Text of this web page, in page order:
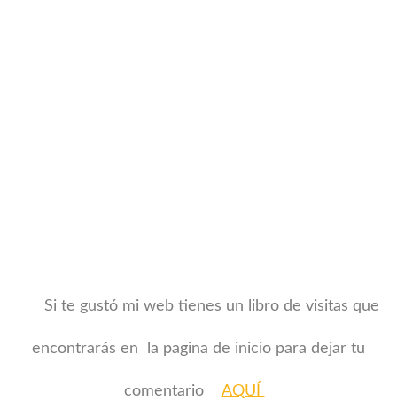
Si te gustó mi web tienes un libro de visitas que
encontrarás en la pagina de inicio para dejar tu
comentario AQUÍ